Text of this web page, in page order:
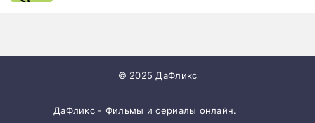
© 2025 ДаФликс
ДаФликс - Фильмы и сериалы онлайн.